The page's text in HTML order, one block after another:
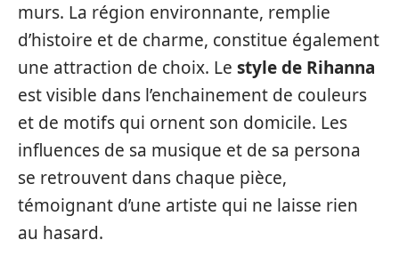
murs. La région environnante, remplie
d’histoire et de charme, constitue également
une attraction de choix. Le style de Rihanna
est visible dans l’enchainement de couleurs
et de motifs qui ornent son domicile. Les
influences de sa musique et de sa persona
se retrouvent dans chaque pièce,
témoignant d’une artiste qui ne laisse rien
au hasard.